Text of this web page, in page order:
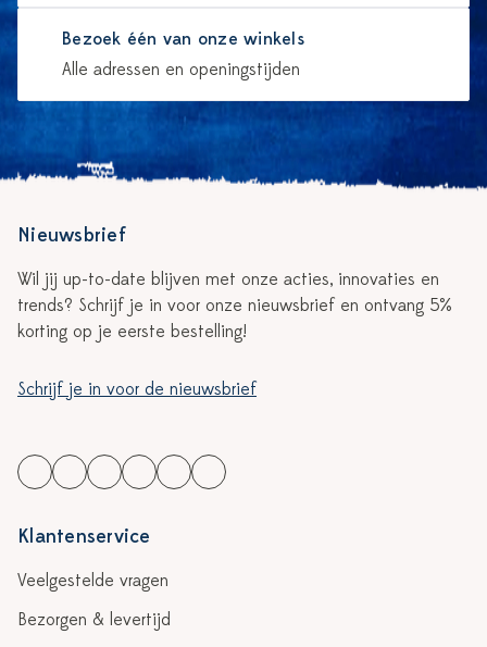
Bezoek één van onze winkels
Alle adressen en openingstijden
Nieuwsbrief
Wil jij up-to-date blijven met onze acties, innovaties en
trends? Schrijf je in voor onze nieuwsbrief en ontvang 5%
korting op je eerste bestelling!
Schrijf je in voor de nieuwsbrief
Klantenservice
Veelgestelde vragen
Bezorgen & levertijd